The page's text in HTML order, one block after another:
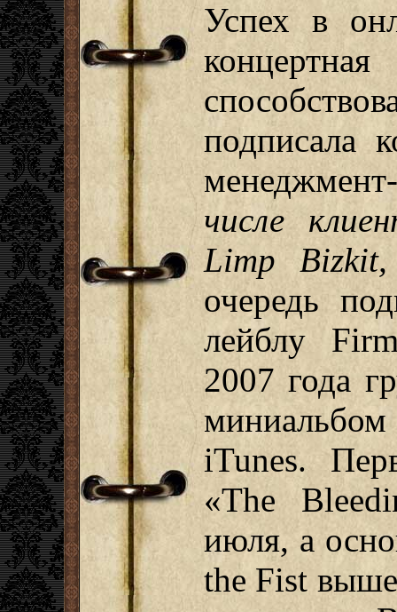
Успех в
подписала
числе
Limp
очередь
лейблу
2007 года
миниальбом
iTunes.
«The
июля, а
the Fist